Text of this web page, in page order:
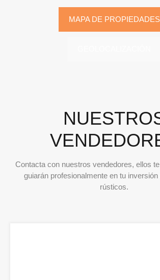
MAPA DE PROPIEDADES
Contacta con nuestros vendedores, ellos
guiarán profesionalmente en tu
rústicos.